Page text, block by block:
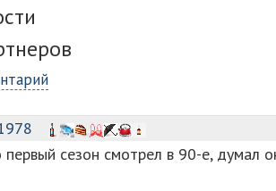
первый сезон смотрел в 90-е, думал